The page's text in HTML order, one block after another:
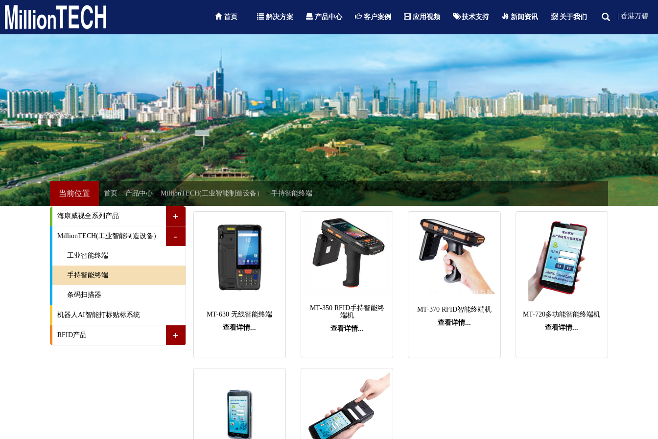
| 香港万碧
首页 解决方案 产品中心 客户案例 应用视频 技术支持 新闻资讯 关于我们
当前位置 首页>产品中心 > MillionTECH(工业智能制造设备） > 手持智能终端
海康威视全系列产品 +
MillionTECH(工业智能制造设备） -
工业智能终端
手持智能终端
条码扫描器
机器人AI智能打标贴标系统
RFID产品 +
MT-630 无线智能终端
查看详情...
MT-350 RFID手持智能终
端机
查看详情...
MT-370 RFID智能终端机
查看详情...
MT-720多功能智能终端机
查看详情...